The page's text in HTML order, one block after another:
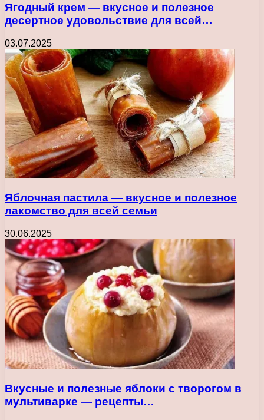
Ягодный крем — вкусное и полезное
десертное удовольствие для всей…
03.07.2025
Яблочная пастила — вкусное и полезное
лакомство для всей семьи
30.06.2025
Вкусные и полезные яблоки с творогом в
мультиварке — рецепты…